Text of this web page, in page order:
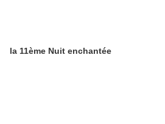
la 11ème Nuit enchantée